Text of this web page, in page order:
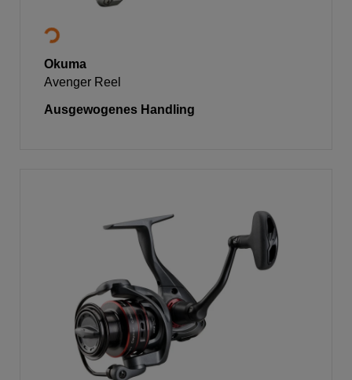
Okuma
Avenger Reel
Ausgewogenes Handling